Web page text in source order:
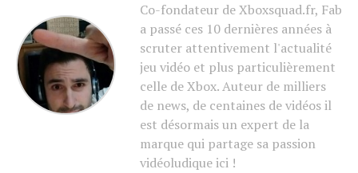
Co-fondateur de Xboxsquad.fr, Fab
a passé ces 10 dernières années à
scruter attentivement l'actualité
jeu vidéo et plus particulièrement
celle de Xbox. Auteur de milliers
de news, de centaines de vidéos il
est désormais un expert de la
marque qui partage sa passion
vidéoludique ici !